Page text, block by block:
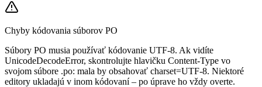
Chyby kódovania súborov PO
Súbory PO musia používať kódovanie UTF-8. Ak vidíte
UnicodeDecodeError, skontrolujte hlavičku Content-Type vo
svojom súbore .po: mala by obsahovať charset=UTF-8. Niektoré
editory ukladajú v inom kódovaní – po úprave ho vždy overte.